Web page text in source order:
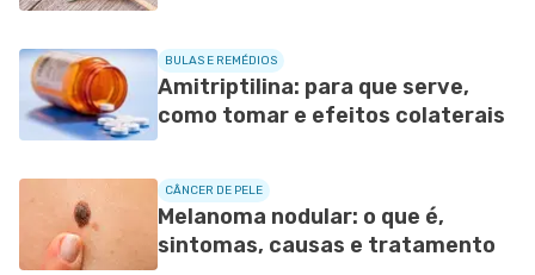
BULAS E REMÉDIOS
Amitriptilina: para que serve,
como tomar e efeitos colaterais
CÂNCER DE PELE
Melanoma nodular: o que é,
sintomas, causas e tratamento